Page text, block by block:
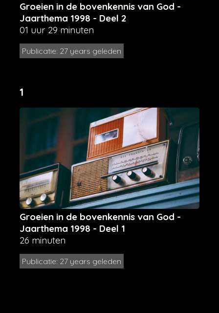
Groeien in de bovenkennis van God -
Jaarthema 1998 - Deel 2
01 uur 29 minuten
Publicatie: 27 years geleden
1
Groeien in de bovenkennis van God -
Jaarthema 1998 - Deel 1
26 minuten
Publicatie: 27 years geleden